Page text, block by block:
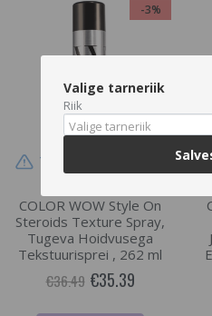
-3%
Tarne pikem kui 3 päeva
COLOR WOW Style On
Steroids Texture Spray,
Tugeva Hoidvusega
Tekstuurisprei , 262 ml
€36.49 €35.39
Valige tarneriik
Riik
Valige tarneriik